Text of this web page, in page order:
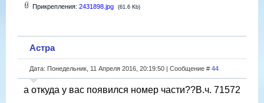
Прикрепления: 2431898.jpg (61.6 Kb)
Астра
Дата: Понедельник, 11 Апреля 2016, 20:19:50 | Сообщение # 44
а откуда у вас появился номер части??В.ч. 71572